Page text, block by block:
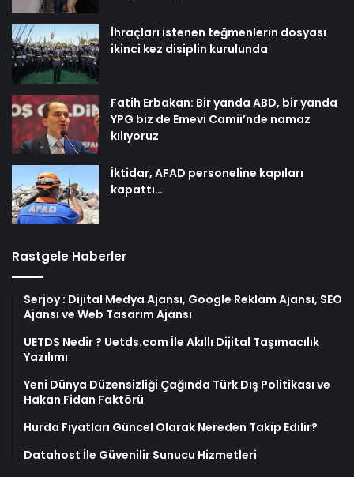
İhraçları istenen teğmenlerin dosyası
ikinci kez disiplin kurulunda
Fatih Erbakan: Bir yanda ABD, bir yanda
YPG biz de Emevi Camii’nde namaz
kılıyoruz
İktidar, AFAD personeline kapıları
kapattı…
Rastgele Haberler
Serjoy : Dijital Medya Ajansı, Google Reklam Ajansı, SEO
Ajansı ve Web Tasarım Ajansı
UETDS Nedir ? Uetds.com İle Akıllı Dijital Taşımacılık
Yazılımı
Yeni Dünya Düzensizliği Çağında Türk Dış Politikası ve
Hakan Fidan Faktörü
Hurda Fiyatları Güncel Olarak Nereden Takip Edilir?
Datahost İle Güvenilir Sunucu Hizmetleri